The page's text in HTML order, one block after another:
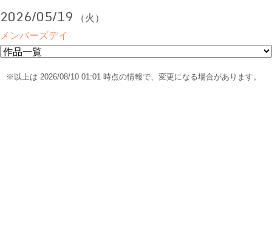
2026/05/19 （火）
メンバーズデイ
※以上は 2026/08/10 01:01 時点の情報で、変更になる場合があります。